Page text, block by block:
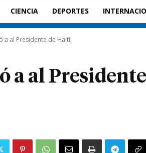
CIENCIA DEPORTES
a al Presidente de Haití
a al